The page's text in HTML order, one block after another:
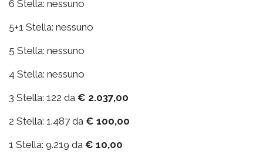
6 Stella: nessuno
5+1 Stella: nessuno
5 Stella: nessuno
4 Stella: nessuno
3 Stella: 122 da € 2.037,00
2 Stella: 1.487 da € 100,00
1 Stella: 9.219 da € 10,00